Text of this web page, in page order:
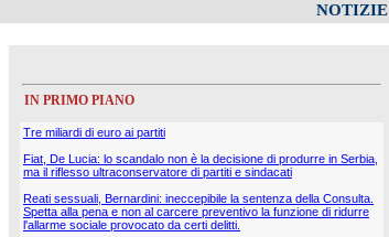
NOTIZIE
IN PRIMO PIANO
Tre miliardi di euro ai partiti
Fiat, De Lucia: lo scandalo non è la decisione di produrre in Serbia,
ma il riflesso ultraconservatore di partiti e sindacati
Reati sessuali, Bernardini: ineccepibile la sentenza della Consulta.
Spetta alla pena e non al carcere preventivo la funzione di ridurre
l'allarme sociale provocato da certi delitti.